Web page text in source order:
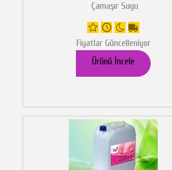
Çamaşır Suyu
Fiyatlar Güncelleniyor
Ürünü İncele